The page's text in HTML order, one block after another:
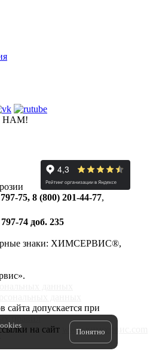
НАМ!
75, 8 (800) 201-44-77,
74 доб. 235
знаки: ХИМСЕРВИС®,
».
сайта допускается при
на сайт
www.химсервис.com
Понятно